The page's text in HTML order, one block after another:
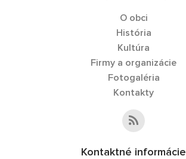
O obci
História
Kultúra
Firmy a organizácie
Fotogaléria
Kontakty
Kontaktné informácie